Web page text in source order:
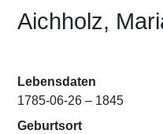
Aichholz,
Lebensdaten
1785-06-26 – 1845
Geburtsort